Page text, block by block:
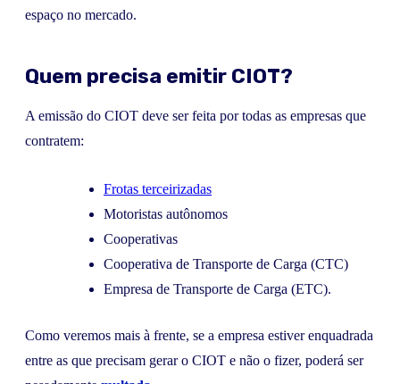
espaço no mercado.
Quem precisa emitir CIOT?
A emissão do CIOT deve ser feita por todas as empresas que
contratem:
Frotas terceirizadas
Motoristas autônomos
Cooperativas
Cooperativa de Transporte de Carga (CTC)
Empresa de Transporte de Carga (ETC).
Como veremos mais à frente, se a empresa estiver enquadrada
entre as que precisam gerar o CIOT e não o fizer, poderá ser